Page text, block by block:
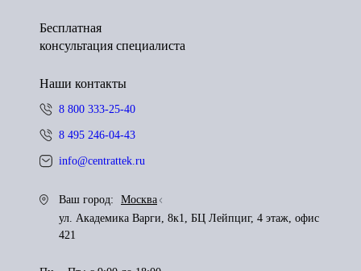
Бесплатная
консультация специалиста
Наши контакты
8 800 333-25-40
8 495 246-04-43
info@centrattek.ru
Ваш город:
Москва
ул. Академика Варги, 8к1, БЦ Лейпциг, 4 этаж, офис
421